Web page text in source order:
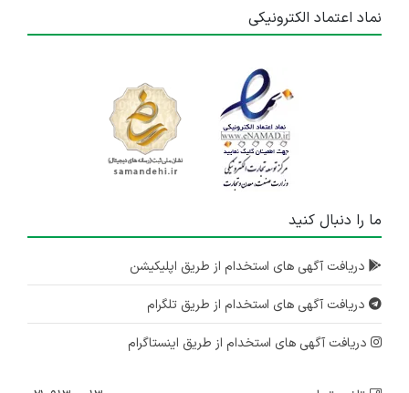
نماد اعتماد الکترونیکی
ما را دنبال کنید
دریافت آگهی های استخدام از طریق اپلیکیشن
دریافت آگهی های استخدام از طریق تلگرام
دریافت آگهی های استخدام از طریق اینستاگرام